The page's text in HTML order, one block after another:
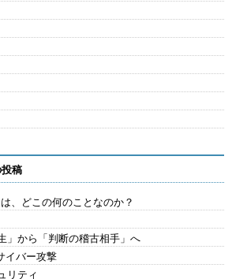
稿
、どこの何のことなのか？
」から「判断の稽古相手」へ
イバー攻撃
リティ